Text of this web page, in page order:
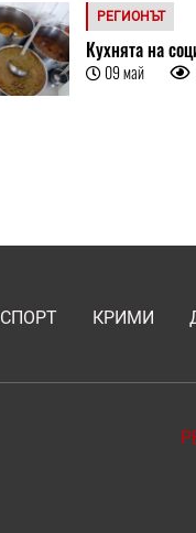
РЕГИОНЪТ
Кухнята на
09 май
СПОРТ КРИМИ